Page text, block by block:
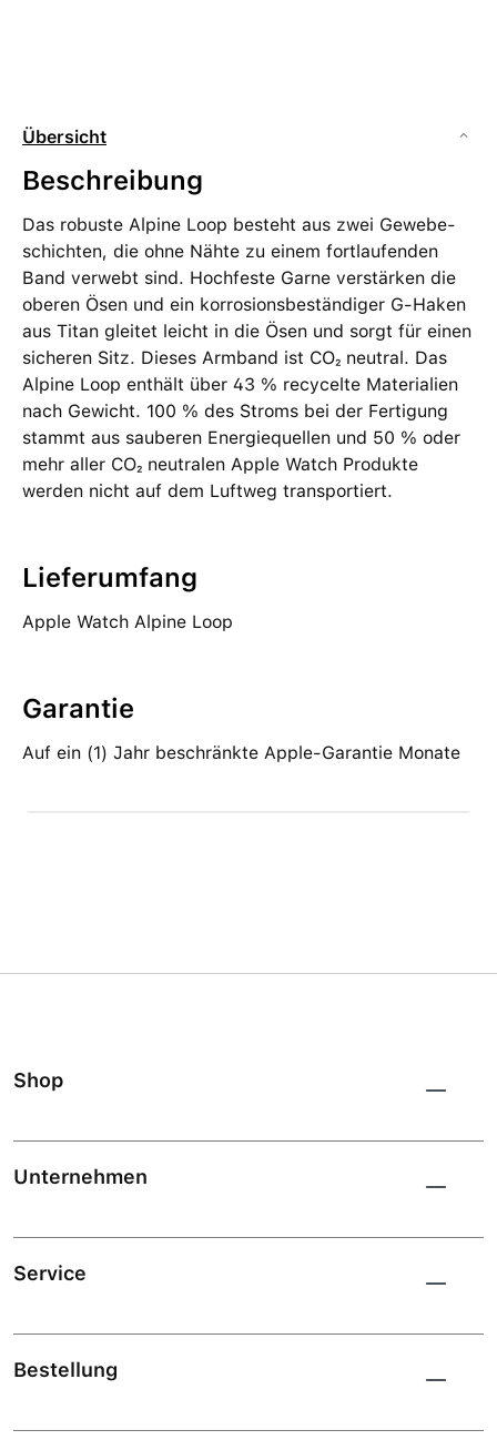
Übersicht
Beschreibung
Das robuste Alpine Loop besteht aus zwei Gewebe­
schichten, die ohne Nähte zu einem fortlaufenden
Band verwebt sind. Hochfeste Garne verstärken die
oberen Ösen und ein korrosionsbeständiger G-Haken
aus Titan gleitet leicht in die Ösen und sorgt für einen
sicheren Sitz. Dieses Armband ist CO₂ neutral. Das
Alpine Loop enthält über 43 % recycelte Materialien
nach Gewicht. 100 % des Stroms bei der Fertigung
stammt aus sauberen Energiequellen und 50 % oder
mehr aller CO₂ neutralen Apple Watch Produkte
werden nicht auf dem Luftweg transportiert.
Lieferumfang
Apple Watch Alpine Loop
Garantie
Auf ein (1) Jahr beschränkte Apple-Garantie Monate
Shop
Unternehmen
Service
Bestellung